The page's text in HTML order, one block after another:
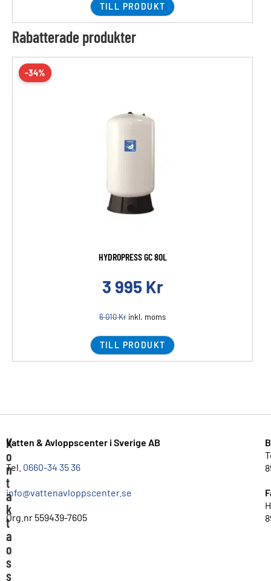
TILL PRODUKT
Rabatterade produkter
-34%
HYDROPRESS GC 80L
3 995 Kr
6 010Kr inkl. moms
TILL PRODUKT
K
o
n
t
a
k
t
a
o
s
s
Vatten & Avloppscenter i Sverige AB
Tel. 0660-34 35 36
info@vattenavloppscenter.se
Org.nr 559439-7605